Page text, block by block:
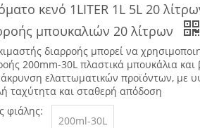
κενό 1LITER 1L 5L 20
μπουκαλιών 20 λίτρων
διαρροής μπορεί να
200mm-30L πλαστικά μπουκάλια και
ελαττωματικών προϊόντων, με
ταχύτητα και σταθερή απόδοση
φιάλης:
200ml-30L